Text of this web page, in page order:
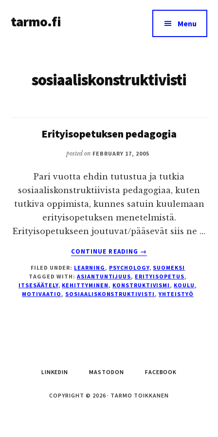
main
menu
tarmo.fi
education,
Menu
sosiaaliskonstruktivisti
Erityisopetuksen pedagogia
posted on FEBRUARY 17, 2005
Pari vuotta ehdin tutustua ja tutkia
sosiaaliskonstruktiivista pedagogiaa, kuten
tutkiva oppimista, kunnes satuin kuulemaan
erityisopetuksen menetelmistä.
Erityisopetukseen joutuvat/pääsevät siis ne …
CONTINUE READING
ABOUT
PEDAGOGIA
→
FILED UNDER: LEARNING , PSYCHOLOGY, SUOMEKSI
TAGGED WITH: ASIANTUNTIJUUS, ERITYISOPETUS,
ITSESÄÄTELY, KEHITTYMINEN , KONSTRUKTIVISMI , KOULU ,
MOTIVAATIO , SOSIAALISKONSTRUKTIVISTI ,YHTEISTYÖ
LINKEDIN MASTODON FACEBOOK
COPYRIGHT © 2026 · TARMO TOIKKANEN